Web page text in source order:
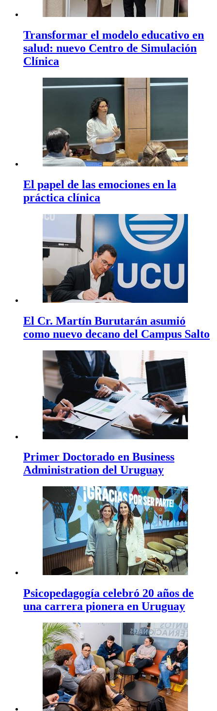
Transformar el modelo educativo en
salud: nuevo Centro de Simulación
Clínica
El papel de las emociones en la
práctica clínica
El Cr. Martín Burutarán asumió
como nuevo decano del Campus Salto
Primer Doctorado en Business
Administration del Uruguay
Psicopedagogía celebró 20 años de
una carrera pionera en Uruguay